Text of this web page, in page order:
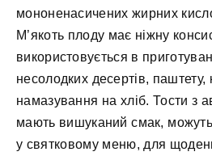
мононенасичених жирних
М’якоть плоду має ніжну
використовується в
несолодких десертів, паштету,
намазування на хліб. Тости з
мають вишуканий смак,
у святковому меню, для